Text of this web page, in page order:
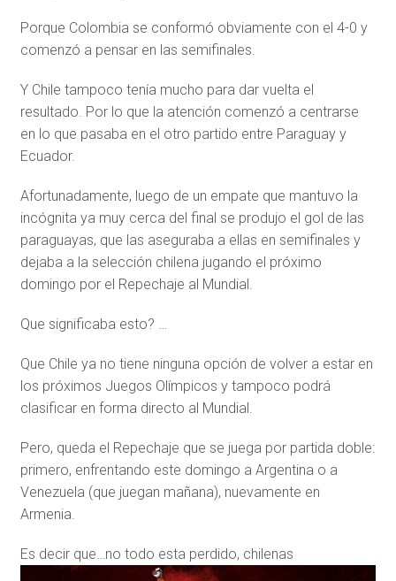
Porque Colombia se conformó obviamente con el 4-0 y
comenzó a pensar en las semifinales.
Y Chile tampoco tenía mucho para dar vuelta el
resultado. Por lo que la atención comenzó a centrarse
en lo que pasaba en el otro partido entre Paraguay y
Ecuador.
Afortunadamente, luego de un empate que mantuvo la
incógnita ya muy cerca del final se produjo el gol de las
paraguayas, que las aseguraba a ellas en semifinales y
dejaba a la selección chilena jugando el próximo
domingo por el Repechaje al Mundial.
Que significaba esto? …
Que Chile ya no tiene ninguna opción de volver a estar en
los próximos Juegos Olímpicos y tampoco podrá
clasificar en forma directo al Mundial.
Pero, queda el Repechaje que se juega por partida doble:
primero, enfrentando este domingo a Argentina o a
Venezuela (que juegan mañana), nuevamente en
Armenia.
Es decir que…no todo esta perdido, chilenas